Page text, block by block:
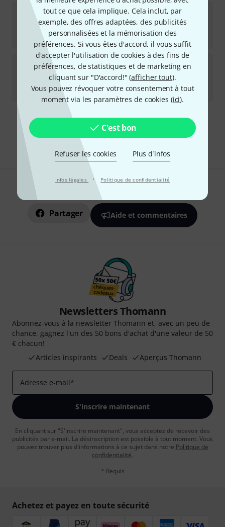
tout ce que cela implique. Cela inclut, par
exemple, des offres adaptées, des publicités
personnalisées et la mémorisation des
préférences. Si vous êtes d'accord, il vous suffit
d'accepter l'utilisation de cookies à des fins de
préférences, de statistiques et de marketing en
cliquant sur "D'accord!" (afficher tout).
Vous pouvez révoquer votre consentement à tout
moment via les paramètres de cookies (ici).
C'est bon
Refuser les cookies Plus d´infos
Infos légales · Politique de confidentialité
Splicit Hold Down Tape 1/2"
Disponible immédiatement
18,70 €
Disponible immédiatement
36 €
Envoi gratuit à partir de 69 €
Aimez-vous ce que vous voyez ?
Partager Aide et commentaires
Newsletters Thomann
Abonnez-vous à la newsletter Thomann et, avec un peu de
chance, gagnez l'un des 50 bons d'achat d'une valeur de 50
€ chacun!
Articles inspirants
Deals Aperçus Thomann
Adresse e-mail*
S'inscrire maintenant
En cliquant sur "S'inscrire maintenant", vous acceptez de recevoir des
publicités par e-mail. La désinscription est possible à tout moment. Vous
pouvez trouver plus d'informations à ce sujet dans notre Politique de
confidentialité.
* Requis
Achetez et payez en toute sécurité